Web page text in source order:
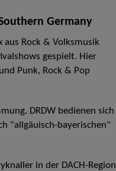
Germany
aus Rock & Volksmusik
gespielt. Hier
Punk, Rock & Pop
DRDW bedienen sich
"allgäuisch-bayerischen"
in der DACH-Region